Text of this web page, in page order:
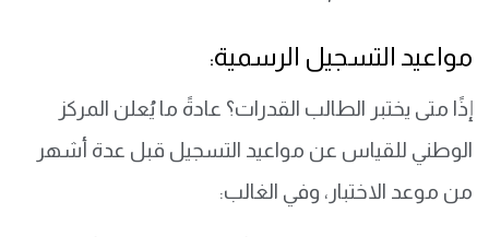
مواعيد التسجيل الرسمية:
إذًا متى يختبر الطالب القدرات؟ عادةً ما يُعلن المركز
الوطني للقياس عن مواعيد التسجيل قبل عدة أشهر
من موعد الاختبار، وفي الغالب: